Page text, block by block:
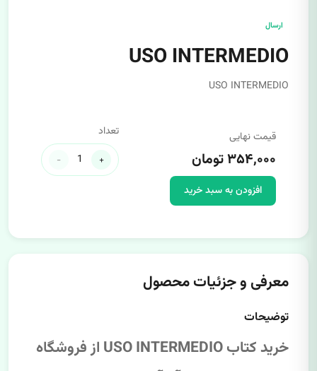
ارسال
USO INTERMEDIO
USO INTERMEDIO
قیمت نهایی
۳۵۴,۰۰۰ تومان
تعداد
+
-
افزودن به سبد خرید
معرفی و جزئیات محصول
توضیحات
خرید کتاب USO INTERMEDIO از فروشگاه